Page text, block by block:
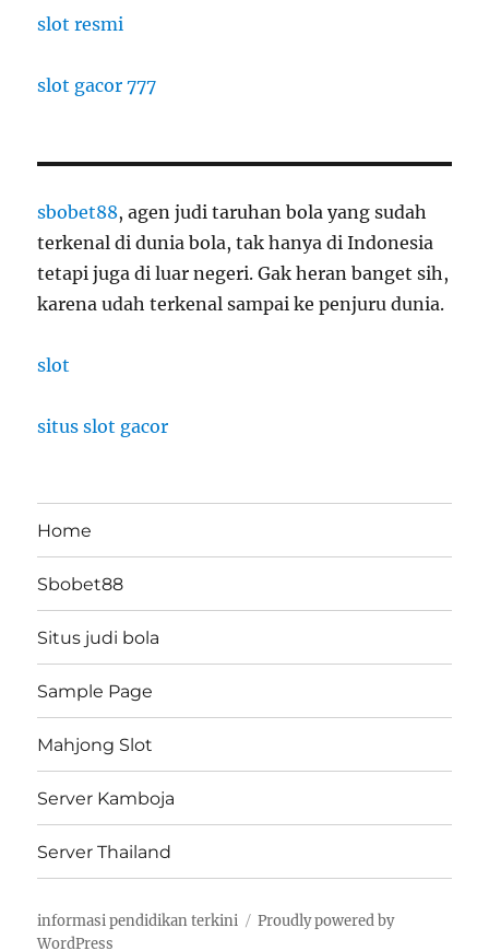
slot resmi
slot gacor 777
sbobet88, agen judi taruhan bola yang sudah
terkenal di dunia bola, tak hanya di Indonesia
tetapi juga di luar negeri. Gak heran banget sih,
karena udah terkenal sampai ke penjuru dunia.
slot
situs slot gacor
Home
Sbobet88
Situs judi bola
Sample Page
Mahjong Slot
Server Kamboja
Server Thailand
informasi pendidikan terkini
Proudly powered by
WordPress